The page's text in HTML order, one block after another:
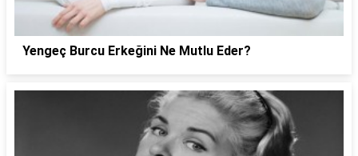
Yengeç Burcu Erkeğini Ne Mutlu Eder?